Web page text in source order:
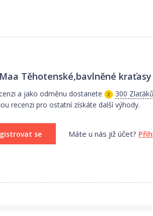
Těhotenské,bavlněné
a jako odměnu dostanete
300 Zlaťáků
recenzi pro ostatní získáte další výhody.
se Máte u nás již účet?